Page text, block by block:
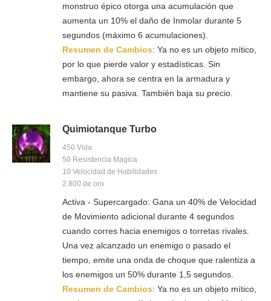
monstruo épico otorga una acumulación que
aumenta un 10% el daño de Inmolar durante 5
segundos (máximo 6 acumulaciones).
Resumen de Cambios: Ya no es un objeto mítico,
por lo que pierde valor y estadísticas. Sin
embargo, ahora se centra en la armadura y
mantiene su pasiva. También baja su precio.
Quimiotanque Turbo
450 Vida
50 Resistencia Mágica
10 Velocidad de Habilidades
2.800 de oro
Activa - Supercargado: Gana un 40% de Velocidad
de Movimiento adicional durante 4 segundos
cuando corres hacia enemigos o torretas rivales.
Una vez alcanzado un enemigo o pasado el
tiempo, emite una onda de choque que ralentiza a
los enemigos un 50% durante 1,5 segundos.
Resumen de Cambios: Ya no es un objeto mítico,